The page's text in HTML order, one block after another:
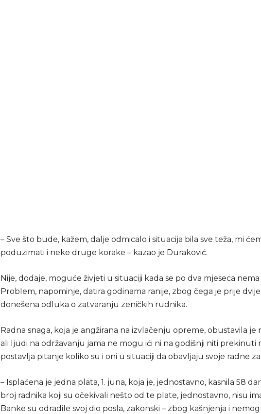
– Sve što bude, kažem, dalje odmicalo i situacija bila sve teža, mi
poduzimati i neke druge korake – kazao je Duraković.
Nije, dodaje, moguće živjeti u situaciji kada se po dva mjeseca
Problem, napominje, datira godinama ranije, zbog čega je prije
donešena odluka o zatvaranju zeničkih rudnika.
Radna snaga, koja je angžirana na izvlačenju opreme, obustavila je
ali ljudi na održavanju jama ne mogu ići ni na godišnji niti prekinuti
postavlja pitanje koliko su i oni u situaciji da obavljaju svoje radne
– Isplaćena je jedna plata, 1. juna, koja je, jednostavno, kasnila 58
broj radnika koji su očekivali nešto od te plate, jednostavno, nisu
Banke su odradile svoj dio posla, zakonski – zbog kašnjenja i